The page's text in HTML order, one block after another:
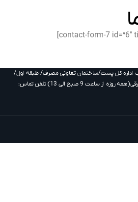
اداره کل پست/ساختمان تعاونی مصرف/ طبقه اول/
سازمان بسیج رسانه آذربایجان شرقی(همه روزه از ساعت 9 صبح الی 13) تلفن تماس: